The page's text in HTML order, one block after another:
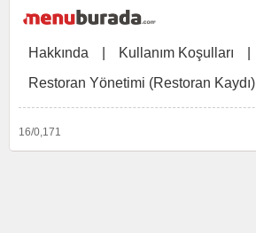
Hakkında Kullanım Koşulları
Restoran Yönetimi (Restoran Kaydı)
16/0,171